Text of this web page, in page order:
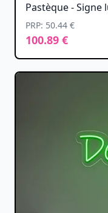
Pastèque - Signe
PRP: 50.44 €
100.89 €